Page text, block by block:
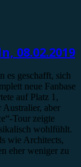
08.02.2019
es geschafft, sich
neue Fanbase
auf Platz 1,
Australier, aber
Tour zeigte
wohlfühlt.
wie Architects,
eher weniger zu